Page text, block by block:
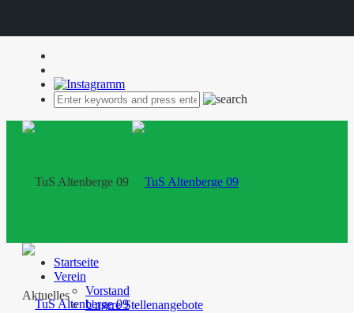
Startseite
Verein
Vorstand
Unsere Stellenangebote
Aktuelles